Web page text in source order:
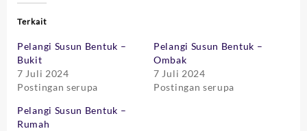
Terkait
Pelangi Susun Bentuk –
Bukit
7 Juli 2024
Postingan serupa
Pelangi Susun Bentuk –
Ombak
7 Juli 2024
Postingan serupa
Pelangi Susun Bentuk –
Rumah